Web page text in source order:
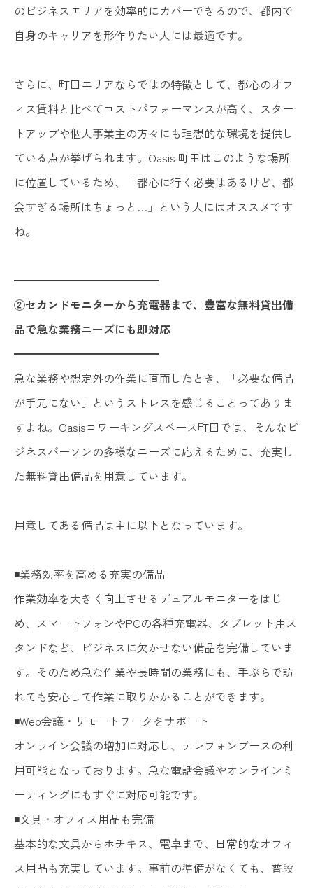
のビジネスエリアを効率的にカバーできるので、都内で
自身のキャリアを形作りたい人には最適です。
さらに、町田エリアならではの特徴として、都心のオフ
ィス賃料と比べてコストパフォーマンスが高く、スター
トアップや個人事業主の方々にも理想的な環境を提供し
ている点が挙げられます。Oasis 町田はこのような場所
に位置しているため、「都心に行く必要はあるけど、都
会すぎる場所はちょっと…」という人にはオススメです
ね。
━━━━━━━━━━━━━
②セカンドモニターから充電器まで、豊富な無料貸出備
品で急な業務ニーズにも即対応
━━━━━━━━━━━━━
急な業務や想定外の作業に直面したとき、「必要な備品
が手元にない」というストレスを感じることってありま
すよね。Oasisコワーキングスペース町田では、そんなビ
ジネスパーソンの多様なニーズに応えるために、充実し
た無料貸出備品を用意しています。
用意してある備品は主に以下となっています。
◾️業務効率を高める充実の備品
作業効率を大きく向上させるデュアルモニターをはじ
め、スマートフォンやPCの各種充電器、タブレット用ス
タンドなど、ビジネスに欠かせない備品を完備していま
す。そのため急な作業や長時間の業務にも、手ぶらで訪
れても安心して作業に取りかかることができます。
◾️Web会議・リモートワークをサポート
オンライン会議の増加に対応し、テレフォンブースの利
用可能となっております。急な電話会議やオンラインミ
ーティングにもすぐに対応可能です。
◾️文具・オフィス用品も完備
基本的な文具からホチキス、電卓まで、日常的なオフィ
ス用品も充実しています。事前の準備がなくても、普段